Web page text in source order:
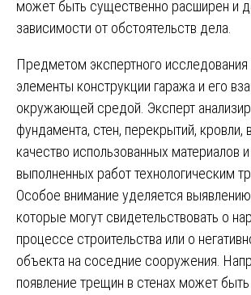
может быть существенно расширен и
зависимости от обстоятельств дела.
Предметом экспертного исследования
элементы конструкции гаража и его
окружающей средой. Эксперт
фундамента, стен, перекрытий, кровли,
качество использованных материалов
выполненных работ технологическим
Особое внимание уделяется
которые могут свидетельствовать о
процессе строительства или о
объекта на соседние сооружения.
появление трещин в стенах может